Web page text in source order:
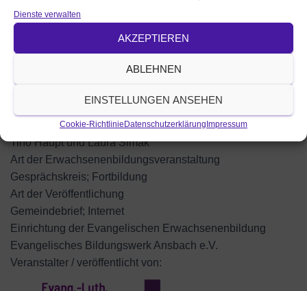
Dienste verwalten
AKZEPTIEREN
ABLEHNEN
EINSTELLUNGEN ANSEHEN
Cookie-Richtlinie Datenschutzerklärung Impressum
Kindererziehung und des Familienalltags praxis- und
teilnehmerorientiert in kleiner Gruppe aufbereitet: damit
werden Eltern gestärkt und Kinder befähigt.
Die Treffen werden durchgeführt nach der pädagogischen
Tino Haupt und Laura Simak
Art der Erwachsenenbildungsveranstaltung
Gesprächskreis; Fortbildung
Art der Veröffentlichung
Gemeindebrief; Internet
Einrichtung der Evangelischen Erwachsenenbildung
Evangelisches Bildungswerk Ansbach e.V.
Veranstalter / veröffentlicht von: